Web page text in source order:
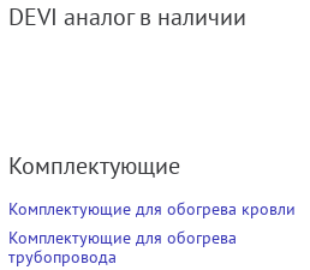
DEVI аналог в наличии
Комплектующие
Комплектующие для обогрева кровли
Комплектующие для обогрева
трубопровода